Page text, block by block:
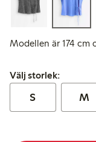
Modellen är 174 cm
Välj storlek:
Välj storlek:
S M